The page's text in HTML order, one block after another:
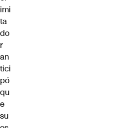
imi
ta
do
r
an
tici
pó
qu
e
su